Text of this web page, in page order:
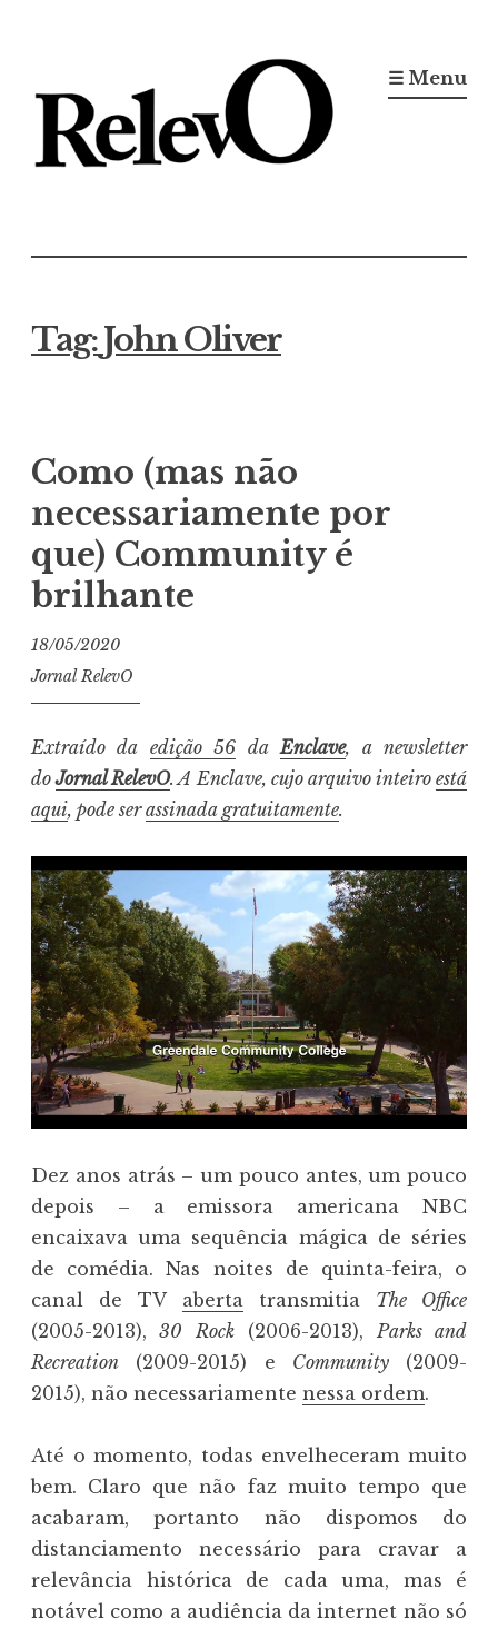
conteúdo
☰ Menu
Tag:John Oliver
Como (mas não
necessariamente por
que) Community é
brilhante
18/05/2020
Jornal RelevO
Extraído da edição 56 daEnclave, a newsletter
doJornal RelevO. A Enclave, cujo arquivo inteiro está
aqui, pode serassinada gratuitamente.
Dez anos atrás – um pouco antes, um pouco
depois – a emissora americana NBC
encaixava uma sequência mágica de séries
de comédia. Nas noites de quinta-feira, o
canal de TV aberta transmitia The Office
(2005-2013), 30 Rock(2006-2013), Parks and
Recreation (2009-2015) e Community(2009-
2015), não necessariamente nessa ordem.
Até o momento, todas envelheceram muito
bem. Claro que não faz muito tempo que
acabaram, portanto não dispomos do
distanciamento necessário para cravar a
relevância histórica de cada uma, mas é
notável como a audiência da internet não só